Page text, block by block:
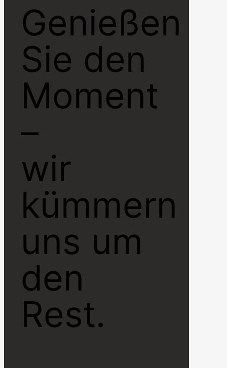
Genießen
Sie den
Moment
–
wir
kümmern
uns um
den
Rest.